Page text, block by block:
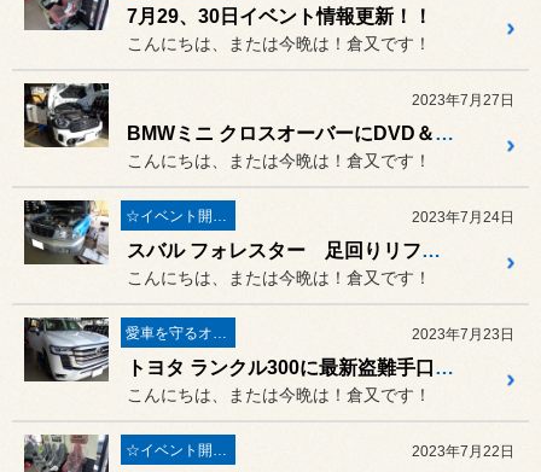
7月29、30日イベント情報更新！！
こんにちは、または今晩は！倉又です！
2023年7月27日
BMWミニ クロスオーバーにDVD＆地デジシステム取付！イベント情報更新！！
こんにちは、または今晩は！倉又です！
☆イベント開催☆ 2023年7月24日
スバル フォレスター 足回りリフレッシュ！イベントご紹介！！
こんにちは、または今晩は！倉又です！
愛車を守るオーサーアラーム 2023年7月23日
トヨタ ランクル300に最新盗難手口！リレーアタックやCANインベーダーから愛車を守るAUTHOR ALARMの取付！
こんにちは、または今晩は！倉又です！
☆イベント開催☆ 2023年7月22日